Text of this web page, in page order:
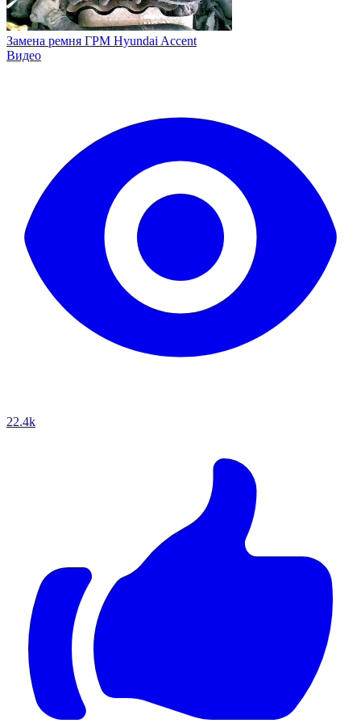
Замена ремня ГРМ Hyundai Accent
Видео
22.4k